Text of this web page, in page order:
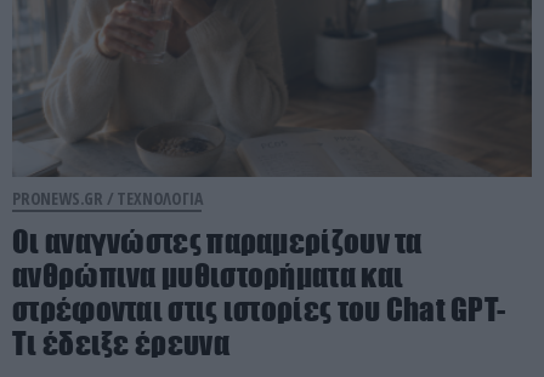
PRONEWS.GR / ΤΕΧΝΟΛΟΓΙΑ
Οι αναγνώστες παραμερίζουν τα
ανθρώπινα μυθιστορήματα και
στρέφονται στις ιστορίες του Chat GPT-
Τι έδειξε έρευνα